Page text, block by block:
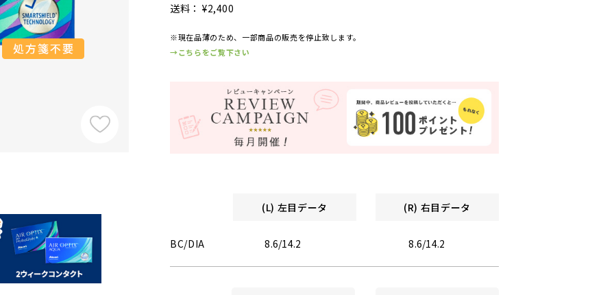
送料： ¥2,400
※現在品薄のため、一部商品の販売を停止致します。
→こちらをご覧下さい
(L) 左目データ (R) 右目データ
BC/DIA 8.6/14.2 8.6/14.2